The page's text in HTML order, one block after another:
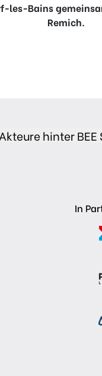
les-Bains
Remich.
hinter BEE
In